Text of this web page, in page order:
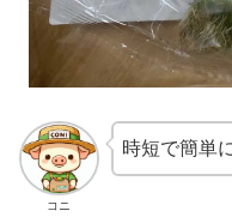
コニ
時短で簡単